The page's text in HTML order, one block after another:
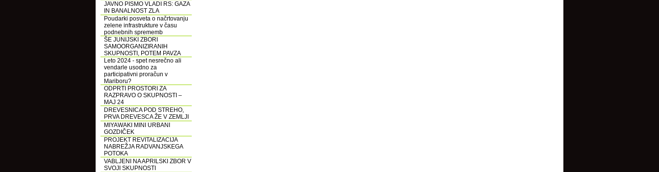
JAVNO PISMO VLADI RS: GAZA
IN BANALNOST ZLA
Poudarki posveta o načrtovanju
zelene infrastrukture v času
podnebnih sprememb
ŠE JUNIJSKI ZBORI
SAMOORGANIZIRANIH
SKUPNOSTI, POTEM PAVZA
Leto 2024 - spet nesrečno ali
vendarle usodno za
participativni proračun v
Mariboru?
ODPRTI PROSTORI ZA
RAZPRAVO O SKUPNOSTI –
MAJ 24
DREVESNICA POD STREHO,
PRVA DREVESCA ŽE V ZEMLJI
MIYAWAKI MINI URBANI
GOZDIČEK
PROJEKT REVITALIZACIJA
NABREŽJA RADVANJSKEGA
POTOKA
VABLJENI NA APRILSKI ZBOR V
SVOJI SKUPNOSTI